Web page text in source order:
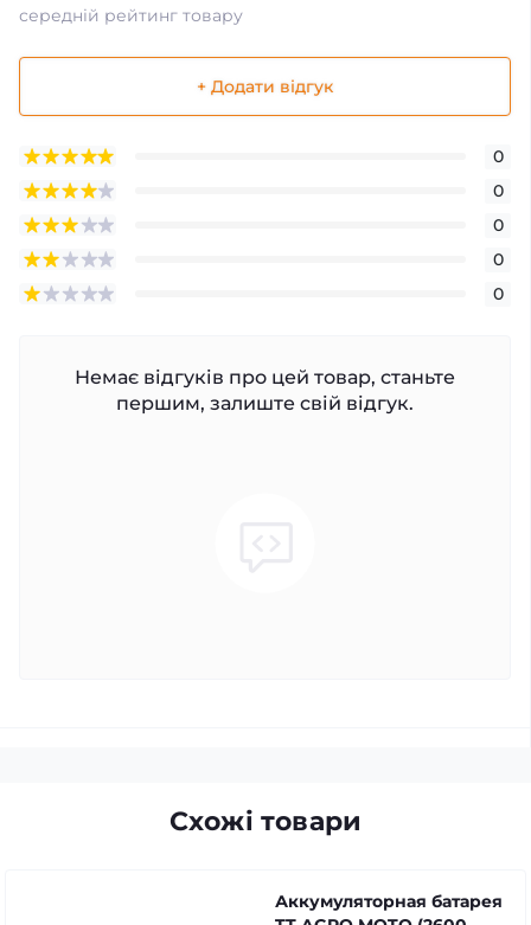
середній рейтинг товару
+ Додати відгук
0
0
0
0
0
Немає відгуків про цей товар, станьте
першим, залиште свій відгук.
Схожі товари
Аккумуляторная батарея